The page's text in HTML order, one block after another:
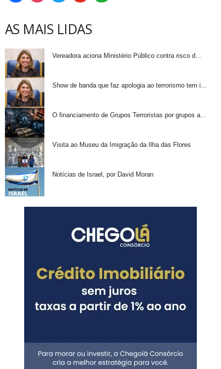
AS MAIS LIDAS
Vereadora aciona Ministério Público contra risco d...
Show de banda que faz apologia ao terrorismo tem i...
O financiamento de Grupos Terroristas por grupos a...
Visita ao Museu da Imigração da Ilha das Flores
Notícias de Israel, por David Moran